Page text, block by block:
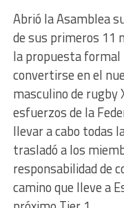
Abrió la Asamblea
de sus primeros 11
la propuesta formal
convertirse en el
masculino de rugby
esfuerzos de la
llevar a cabo todas
trasladó a los
responsabilidad de
camino que lleve a